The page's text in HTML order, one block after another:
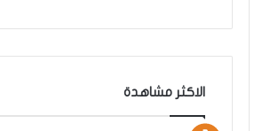
الاكثر مشاهدة